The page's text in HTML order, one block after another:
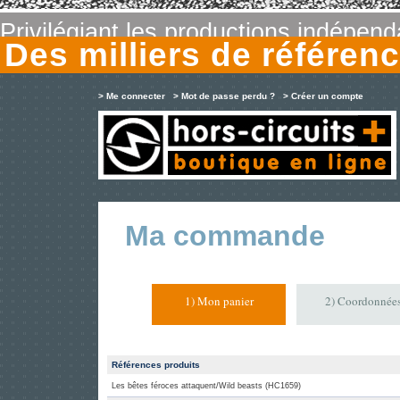
Privilégiant les productions
Des milliers de
> Me connecter > Mot de passe perdu ? > Créer un compte
Ma commande
1) Mon panier 2)
Références produits
Les bêtes féroces attaquent/Wild beasts (HC1659)